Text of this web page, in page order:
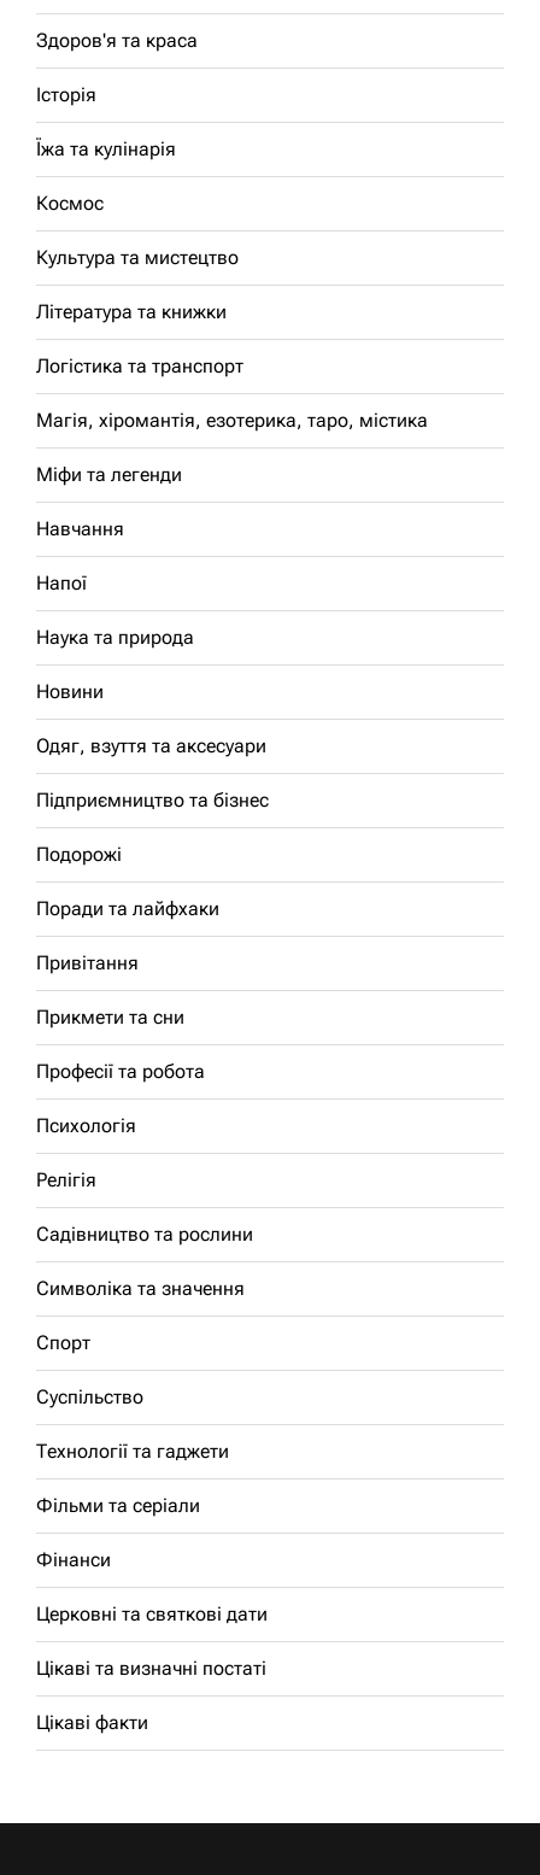
Здоров'я та краса
Історія
Їжа та кулінарія
Космос
Культура та мистецтво
Література та книжки
Логістика та транспорт
Магія, хіромантія, езотерика, таро, містика
Міфи та легенди
Навчання
Напої
Наука та природа
Новини
Одяг, взуття та аксесуари
Підприємництво та бізнес
Подорожі
Поради та лайфхаки
Привітання
Прикмети та сни
Професії та робота
Психологія
Релігія
Садівництво та рослини
Символіка та значення
Спорт
Суспільство
Технології та гаджети
Фільми та серіали
Фінанси
Церковні та святкові дати
Цікаві та визначні постаті
Цікаві факти